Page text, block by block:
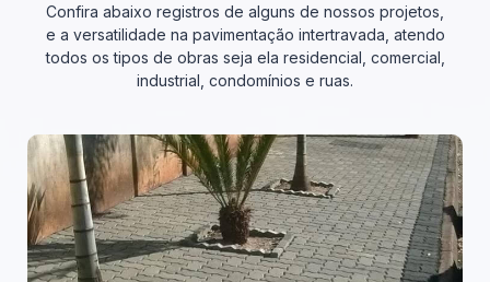
Confira abaixo registros de alguns de nossos projetos,
e a versatilidade na pavimentação intertravada, atendo
todos os tipos de obras seja ela residencial, comercial,
industrial, condomínios e ruas.